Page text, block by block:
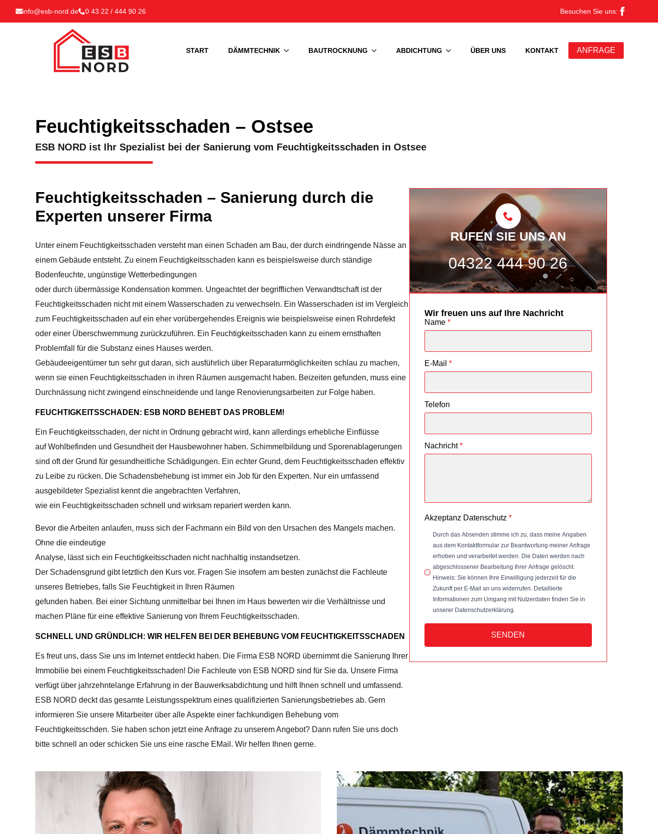
info@esb-nord.de 0 43 22 / 444 90 26 Besuchen Sie uns:
START DÄMMTECHNIK BAUTROCKNUNG ABDICHTUNG ÜBER UNS KONTAKT ANFRAGE
Feuchtigkeitsschaden – Ostsee
ESB NORD ist Ihr Spezialist bei der Sanierung vom Feuchtigkeitsschaden in Ostsee
Feuchtigkeitsschaden – Sanierung durch die
Experten unserer Firma
Unter einem Feuchtigkeitsschaden versteht man einen Schaden am Bau, der durch eindringende Nässe an
einem Gebäude entsteht. Zu einem Feuchtigkeitsschaden kann es beispielsweise durch ständige
Bodenfeuchte, ungünstige Wetterbedingungen
oder durch übermässige Kondensation kommen. Ungeachtet der begrifflichen Verwandtschaft ist der
Feuchtigkeitsschaden nicht mit einem Wasserschaden zu verwechseln. Ein Wasserschaden ist im Vergleich
zum Feuchtigkeitsschaden auf ein eher vorübergehendes Ereignis wie beispielsweise einen Rohrdefekt
oder einer Überschwemmung zurückzuführen. Ein Feuchtigkeitsschaden kann zu einem ernsthaften
Problemfall für die Substanz eines Hauses werden.
Gebäudeeigentümer tun sehr gut daran, sich ausführlich über Reparaturmöglichkeiten schlau zu machen,
wenn sie einen Feuchtigkeitsschaden in ihren Räumen ausgemacht haben. Beizeiten gefunden, muss eine
Durchnässung nicht zwingend einschneidende und lange Renovierungsarbeiten zur Folge haben.
FEUCHTIGKEITSSCHADEN: ESB NORD BEHEBT DAS PROBLEM!
Ein Feuchtigkeitsschaden, der nicht in Ordnung gebracht wird, kann allerdings erhebliche Einflüsse
auf Wohlbefinden und Gesundheit der Hausbewohner haben. Schimmelbildung und Sporenablagerungen
sind oft der Grund für gesundheitliche Schädigungen. Ein echter Grund, dem Feuchtigkeitsschaden effektiv
zu Leibe zu rücken. Die Schadensbehebung ist immer ein Job für den Experten. Nur ein umfassend
ausgebildeter Spezialist kennt die angebrachten Verfahren,
wie ein Feuchtigkeitsschaden schnell und wirksam repariert werden kann.
Bevor die Arbeiten anlaufen, muss sich der Fachmann ein Bild von den Ursachen des Mangels machen.
Ohne die eindeutige
Analyse, lässt sich ein Feuchtigkeitsschaden nicht nachhaltig instandsetzen.
Der Schadensgrund gibt letztlich den Kurs vor. Fragen Sie insofern am besten zunächst die Fachleute
unseres Betriebes, falls Sie Feuchtigkeit in Ihren Räumen
gefunden haben. Bei einer Sichtung unmittelbar bei Ihnen im Haus bewerten wir die Verhältnisse und
machen Pläne für eine effektive Sanierung von Ihrem Feuchtigkeitsschaden.
SCHNELL UND GRÜNDLICH: WIR HELFEN BEI DER BEHEBUNG VOM FEUCHTIGKEITSSCHADEN
Es freut uns, dass Sie uns im Internet entdeckt haben. Die Firma ESB NORD übernimmt die Sanierung Ihrer
Immobilie bei einem Feuchtigkeitsschaden! Die Fachleute von ESB NORD sind für Sie da. Unsere Firma
verfügt über jahrzehntelange Erfahrung in der Bauwerksabdichtung und hilft Ihnen schnell und umfassend.
ESB NORD deckt das gesamte Leistungsspektrum eines qualifizierten Sanierungsbetriebes ab. Gern
informieren Sie unsere Mitarbeiter über alle Aspekte einer fachkundigen Behebung vom
Feuchtigkeitsschden. Sie haben schon jetzt eine Anfrage zu unserem Angebot? Dann rufen Sie uns doch
bitte schnell an oder schicken Sie uns eine rasche EMail. Wir helfen Ihnen gerne.
RUFEN SIE UNS AN
04322 444 90 26
Wir freuen uns auf Ihre Nachricht
Name *
E-Mail *
Telefon
Nachricht *
Akzeptanz Datenschutz *
Durch das Absenden stimme ich zu, dass meine Angaben
aus dem Kontaktformular zur Beantwortung meiner Anfrage
erhoben und verarbeitet werden. Die Daten werden nach
abgeschlossener Bearbeitung Ihrer Anfrage gelöscht.
Hinweis: Sie können Ihre Einwilligung jederzeit für die
Zukunft per E-Mail an uns widerrufen. Detaillierte
Informationen zum Umgang mit Nutzerdaten finden Sie in
unserer Datenschutzerklärung.
SENDEN